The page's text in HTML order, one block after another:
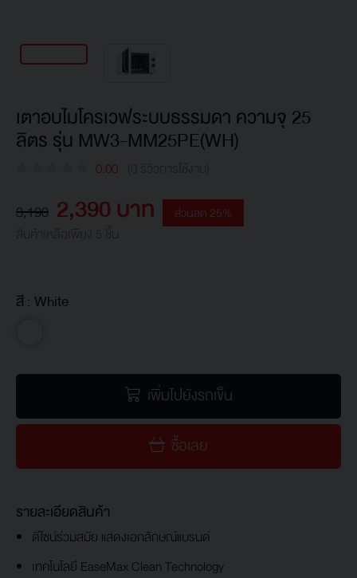
เตาอบไมโครเวฟระบบธรรมดา ความจุ 25
ลิตร รุ่น MW3-MM25PE(WH)
0.00
3,190 2,390 บาท ส่วนลด 25%
สี : White
เพิ่มไปยังรถเข็น
ซื้อเลย
รายละเอียดสินค้า
ดีไซน์ร่วมสมัย แสดงเอกลักษณ์แบรนด์
เทคโนโลยี EaseMax Clean Technology